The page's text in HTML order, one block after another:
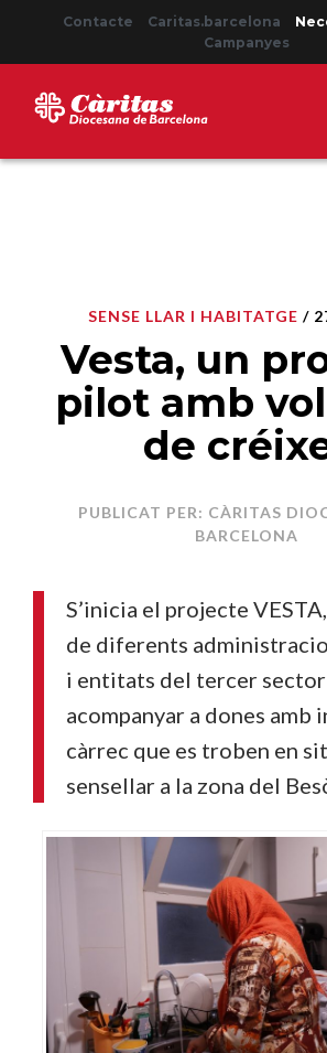
Contacte Caritas.barcelona
Campanyes
SENSE LLAR I HABITATGE /
Vesta, un
pilot amb
de
PUBLICAT PER: CÀRITAS
BARCELONA
S’inicia el projecte
de diferents
i entitats del tercer
acompanyar a dones amb
càrrec que es troben en
sensellar a la zona del